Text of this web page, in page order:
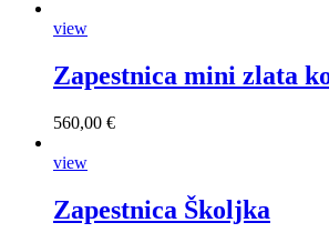
view
Zapestnica mini zlata
560,00 €
view
Zapestnica Školjka